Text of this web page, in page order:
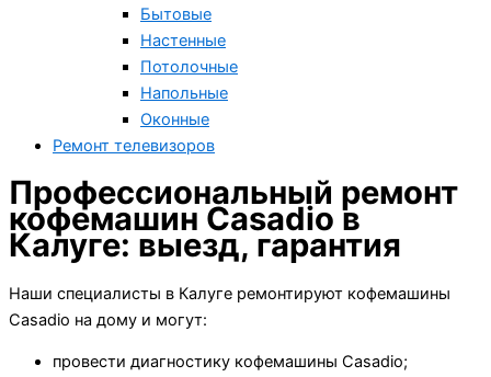
Бытовые
Настенные
Потолочные
Напольные
Оконные
Ремонт телевизоров
Профессиональный ремонт
кофемашин Casadio в
Калуге: выезд, гарантия
Наши специалисты в Калуге ремонтируют кофемашины
Casadio на дому и могут:
провести диагностику кофемашины Casadio;